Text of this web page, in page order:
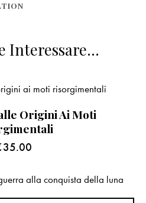
Interessare…
Origini Ai Moti
35.00